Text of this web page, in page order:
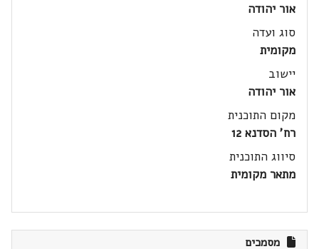
אור יהודה
סוג ועדה
מקומית
יישוב
אור יהודה
מקום התוכנית
רח' הסדנא 12
סיווג התוכנית
מתאר מקומית
מסמכים